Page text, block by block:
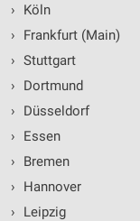
›
Köln
›
Frankfurt (Main)
› Stuttgart
›
Dortmund
›
Düsseldorf
›
Essen
›
Bremen
›
Hannover
›
Leipzig